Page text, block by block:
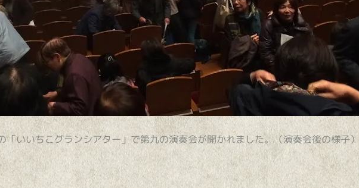
「いいちこグランシアター」で第九の演奏会が開かれました。（演奏会後の様子）